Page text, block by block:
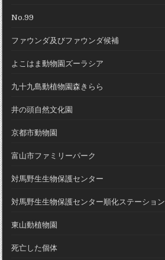
No.99
ファウンダ及びファウンダ候補
よこはま動物園ズーラシア
九十九島動植物園森きらら
井の頭自然文化園
京都市動物園
富山市ファミリーパーク
対馬野生生物保護センター
対馬野生生物保護センター順化ステーション
東山動植物園
死亡した個体